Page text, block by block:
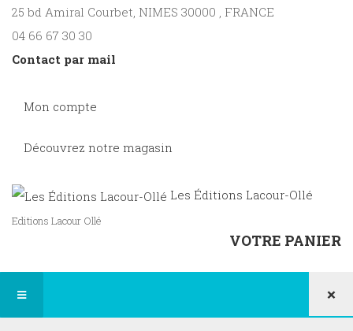
25 bd Amiral Courbet, NIMES 30000 , FRANCE
04 66 67 30 30
Contact par mail
Mon compte
Découvrez notre magasin
Les Éditions Lacour-Ollé
Editions Lacour Ollé
VOTRE PANIER
×